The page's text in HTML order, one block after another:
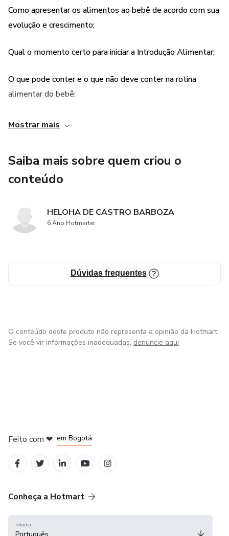
Como apresentar os alimentos ao bebê de acordo com sua
evolução e crescimento;
Qual o momento certo para iniciar a Introdução Alimentar;
O que pode conter e o que não deve conter na rotina
alimentar do bebê;
Os motivos que levam o bebê a comer;
Como fazer o bebê gostar de comer saudável;
Mostrar mais
Saiba mais sobre quem criou o
conteúdo
HELOHA DE CASTRO BARBOZA
6 Ano Hotmarter
Dúvidas frequentes
O conteúdo deste produto não representa a opinião da Hotmart.
Se você vir informações inadequadas, denuncie aqui
Feito com ❤ em Bogotá
Conheça a Hotmart
Idioma